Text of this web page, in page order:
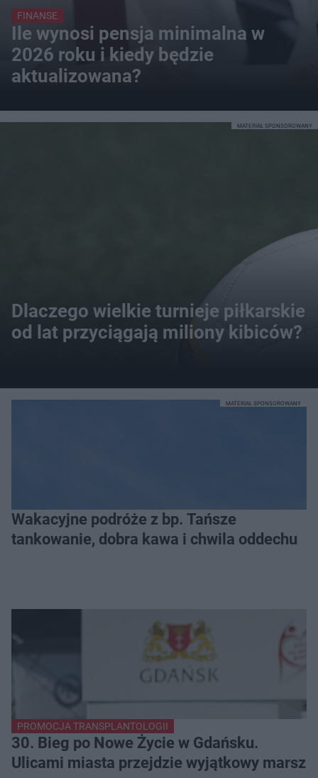
FINANSE
Ile wynosi pensja minimalna w
2026 roku i kiedy będzie
aktualizowana?
Dlaczego wielkie turnieje piłkarskie
od lat przyciągają miliony kibiców?
MATERIAŁ SPONSOROWANY
Wakacyjne podróże z bp. Tańsze
tankowanie, dobra kawa i chwila oddechu
MATERIAŁ SPONSOROWANY
PROMOCJA TRANSPLANTOLOGII
30. Bieg po Nowe Życie w Gdańsku.
Ulicami miasta przejdzie wyjątkowy marsz